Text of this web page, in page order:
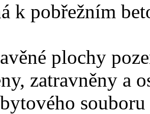
k pobřežním
plochy
zatravněny a